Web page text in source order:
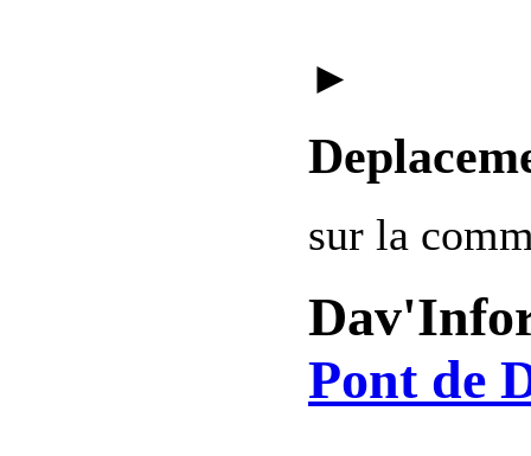
►
sur la
Pont de